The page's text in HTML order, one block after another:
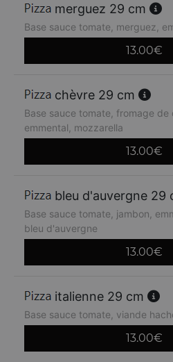
merguez 29 cm
Base sauce tomate, merguez,
13.00€
chèvre 29 cm
Base sauce tomate, fromage de
emmental, mozzarella
13.00€
bleu d'auvergne 29
Base sauce tomate, jambon,
bleu d'auvergne
13.00€
italienne 29 cm
Base sauce tomate, viande
13.00€